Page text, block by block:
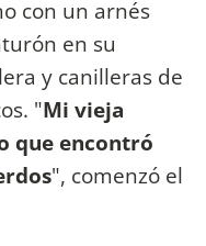
con un arnés
en su
y canilleras de
"Mi vieja
que encontró
", comenzó el